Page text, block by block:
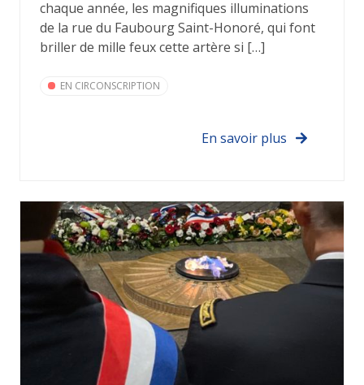
chaque année, les magnifiques illuminations
de la rue du Faubourg Saint-Honoré, qui font
briller de mille feux cette artère si […]
EN CIRCONSCRIPTION
En savoir plus